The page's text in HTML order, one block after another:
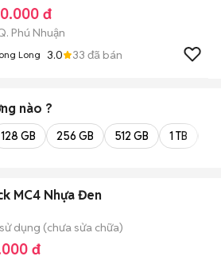
đ
Phú Nhuận
Long 3.0 33 đã bán
nào ?
128 GB 256 GB 512 GB 1 TB
MC4 Nhựa Đen
dụng (chưa sửa chữa)
đ